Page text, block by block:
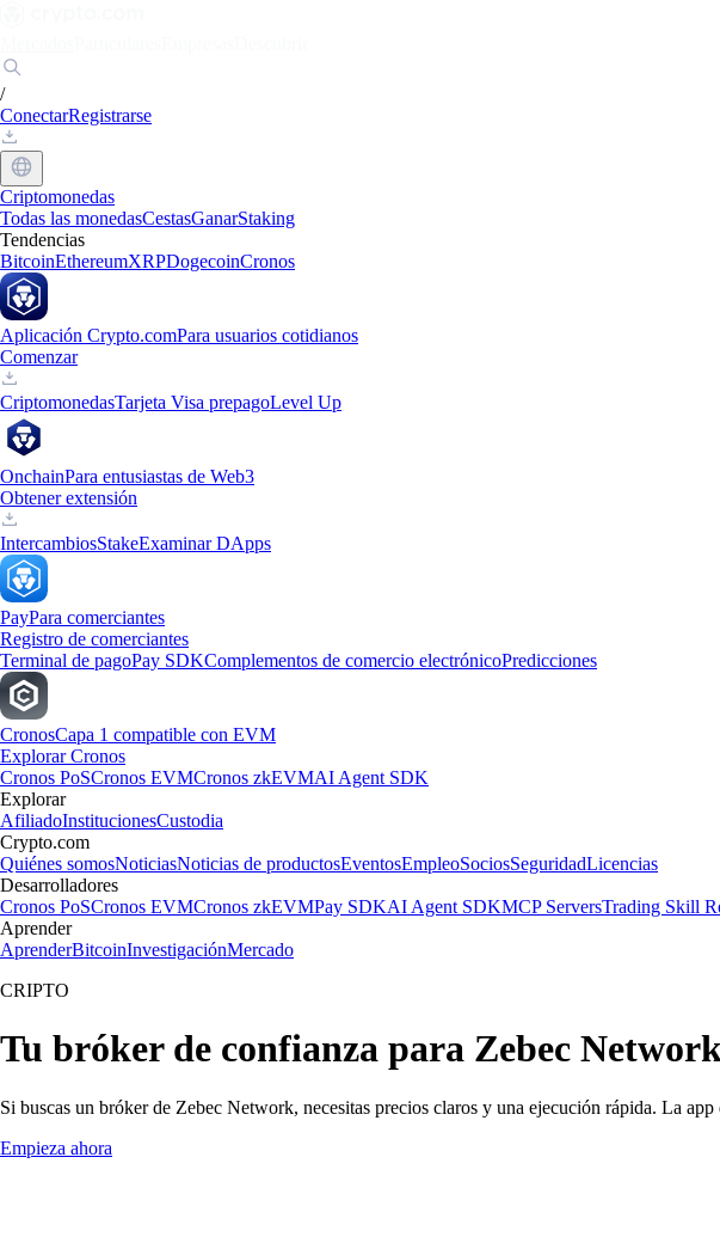
/
ConectarRegistrarse
Criptomonedas
Todas las monedasCestasGanarStaking
Tendencias
BitcoinEthereumXRPDogecoinCronos
Aplicación Crypto.comPara usuarios cotidianos
Comenzar
CriptomonedasTarjeta Visa prepagoLevel Up
OnchainPara entusiastas de Web3
Obtener extensión
IntercambiosStakeExaminar DApps
PayPara comerciantes
Registro de comerciantes
Terminal de pagoPay SDKComplementos de comercio electrónicoPredicciones
CronosCapa 1 compatible con EVM
Explorar Cronos
Cronos PoSCronos EVMCronos zkEVMAI Agent SDK
Explorar
AfiliadoInstitucionesCustodia
Crypto.com
Quiénes somosNoticiasNoticias de productosEventosEmpleoSociosSeguridadLicencias
Desarrolladores
Cronos PoSCronos EVMCronos zkEVMPay SDKAI Agent SDKMCP ServersTrading Skill
Aprender
AprenderBitcoinInvestigaciónMercado
CRIPTO
Tu bróker de confianza para Zebec
Si buscas un bróker de Zebec Network, necesitas precios claros y una ejecución rápida. La
Empieza ahora